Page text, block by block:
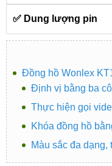
✅ Dung lượng pin
Đồng hồ Wonlex
Định vị bằng ba
Thực hiện gọi
Khóa đồng hồ
Màu sắc đa